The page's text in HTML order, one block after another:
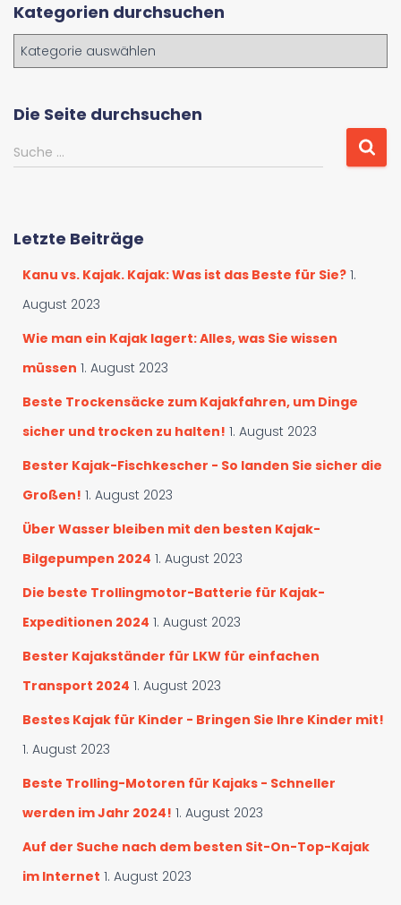
Kategorien durchsuchen
a
g
r
d
Die Seite durchsuchen
S
u
n
Suche …
Letzte Beiträge
Kanu vs. Kajak. Kajak: Was ist das Beste für Sie? 1.
August 2023
Wie man ein Kajak lagert: Alles, was Sie wissen
müssen 1. August 2023
Beste Trockensäcke zum Kajakfahren, um Dinge
sicher und trocken zu halten! 1. August 2023
Bester Kajak-Fischkescher - So landen Sie sicher die
Großen! 1. August 2023
Über Wasser bleiben mit den besten Kajak-
Bilgepumpen 2024 1. August 2023
Die beste Trollingmotor-Batterie für Kajak-
Expeditionen 2024 1. August 2023
Bester Kajakständer für LKW für einfachen
Transport 2024 1. August 2023
Bestes Kajak für Kinder - Bringen Sie Ihre Kinder mit!
1. August 2023
Beste Trolling-Motoren für Kajaks - Schneller
werden im Jahr 2024! 1. August 2023
Auf der Suche nach dem besten Sit-On-Top-Kajak
im Internet 1. August 2023